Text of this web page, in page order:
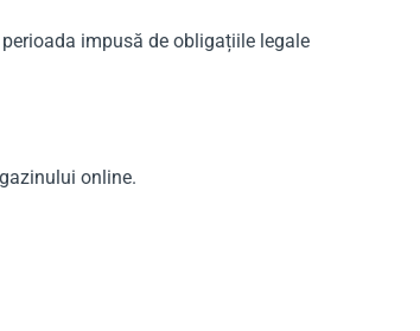
impusă de obligațiile legale
online.